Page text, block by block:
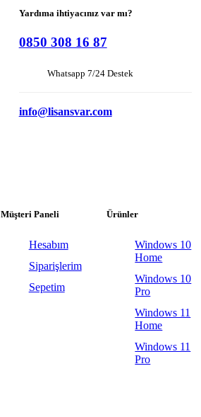
Yardıma ihtiyacınız var mı?
0850 308 16 87
Whatsapp 7/24 Destek
info@lisansvar.com
Müşteri Paneli
Hesabım
Siparişlerim
Sepetim
Ürünler
Windows 10
Home
Windows 10
Pro
Windows 11
Home
Windows 11
Pro